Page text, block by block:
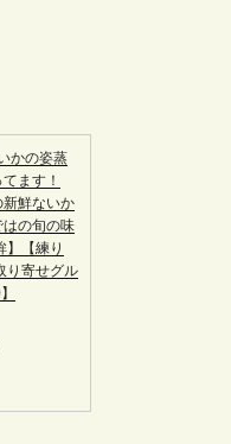
かの姿蒸
ます！
新鮮ないか
はの旬の味
】【練り
り寄せグル